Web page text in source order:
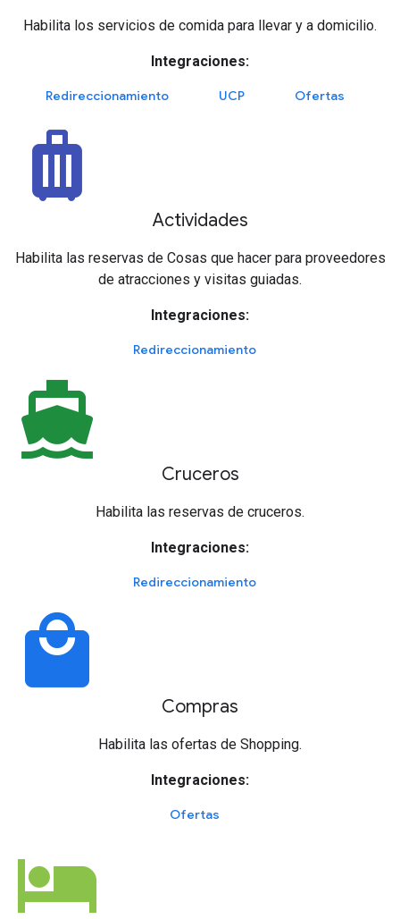
Habilita los servicios de comida para llevar y a domicilio.
Integraciones:
Redireccionamiento UCP Ofertas
luggage
Actividades
Habilita las reservas de Cosas que hacer para proveedores
de atracciones y visitas guiadas.
Integraciones:
Redireccionamiento
directions_boat
Cruceros
Habilita las reservas de cruceros.
Integraciones:
Redireccionamiento
local_mall
Compras
Habilita las ofertas de Shopping.
Integraciones:
Ofertas
hotel